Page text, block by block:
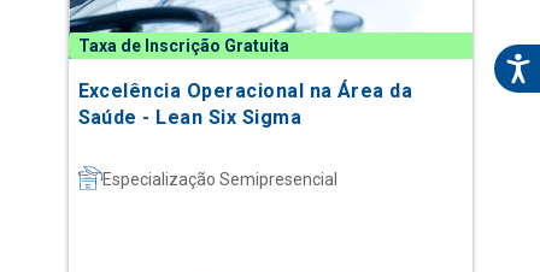
Taxa de Inscrição Gratuita
Excelência Operacional na Área da
Saúde - Lean Six Sigma
Especialização Semipresencial